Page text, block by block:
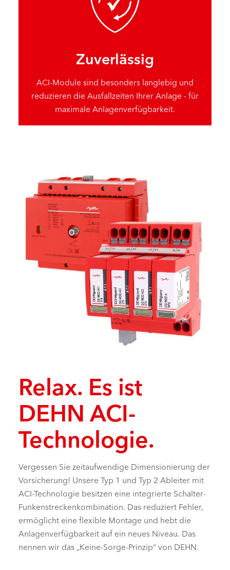
Zuverlässig
ACI-Module sind besonders langlebig und
reduzieren die Ausfallzeiten Ihrer Anlage - für
maximale Anlagenverfügbarkeit.
Relax. Es ist
DEHN ACI-
Technologie.
Vergessen Sie zeitaufwendige Dimensionierung der
Vorsicherung! Unsere Typ 1 und Typ 2 Ableiter mit
ACI-Technologie besitzen eine integrierte Schalter-
Funkenstreckenkombination. Das reduziert Fehler,
ermöglicht eine flexible Montage und hebt die
Anlagenverfügbarkeit auf ein neues Niveau. Das
nennen wir das „Keine-Sorge-Prinzip“ von DEHN.